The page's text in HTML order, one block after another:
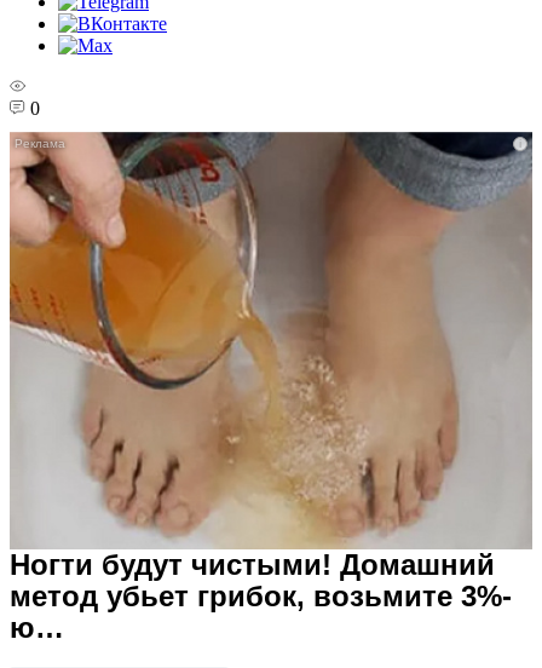
0
i
Ногти будут чистыми! Домашний
метод убьет грибок, возьмите 3%-
ю…